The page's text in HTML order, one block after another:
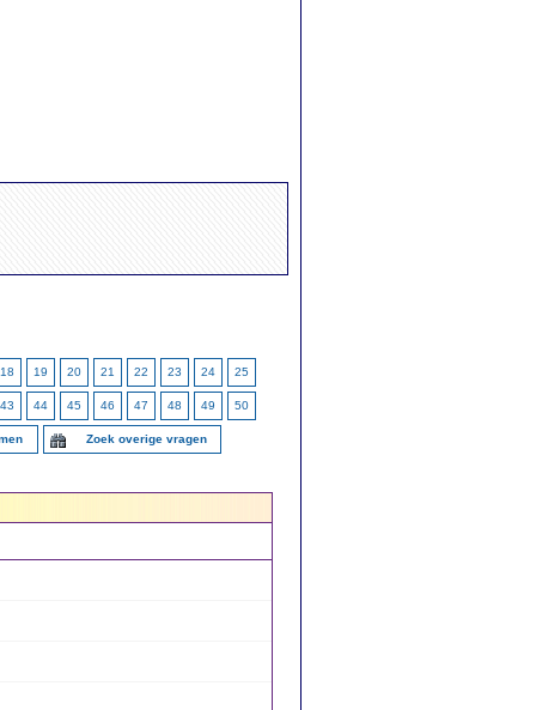
18 19 20 21 22 23 24 25
43 44 45 46 47 48 49 50
Zoek overige vragen